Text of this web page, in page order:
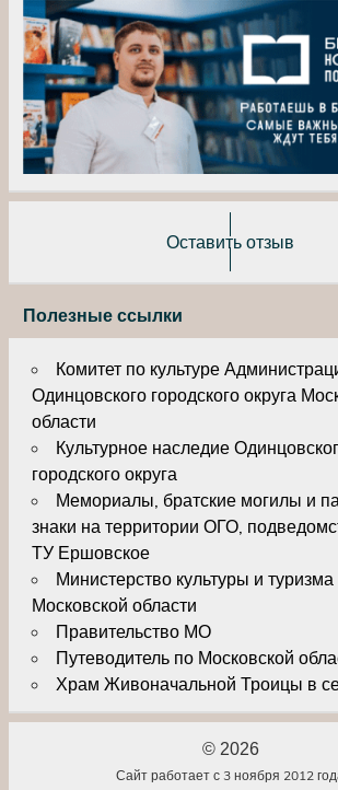
Оставить отзыв
Полезные ссылки
Комитет по культуре
Одинцовского городского округа
области
Культурное наследие
городского округа
Мемориалы, братские могилы и
знаки на территории ОГО,
ТУ Ершовское
Министерство культуры и туризма
Московской области
Правительство МО
Путеводитель по Московской
Храм Живоначальной Троицы в
© 2026
Сайт работает с 3 ноября 2012